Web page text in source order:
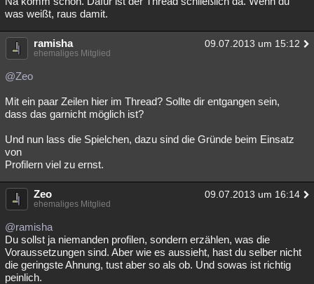
was weißt, raus damit.
ramisha 09.07.2013 um 15:12
ehemaliges Mitglied
@Zeo
Mit ein paar Zeilen hier im Thread? Sollte dir entgangen sein,
dass das garnicht möglich ist?
Und nun lass die Spielchen, dazu sind die Gründe beim Einsatz
von
Profilern viel zu ernst.
Zeo 09.07.2013 um 16:14
ehemaliges Mitglied
@ramisha
Du sollst ja niemanden profilen, sondern erzählen, was die
Voraussetzungen sind. Aber wie es aussieht, hast du selber nicht
die geringste Ahnung, tust aber so als ob. Und sowas ist richtig
peinlich.